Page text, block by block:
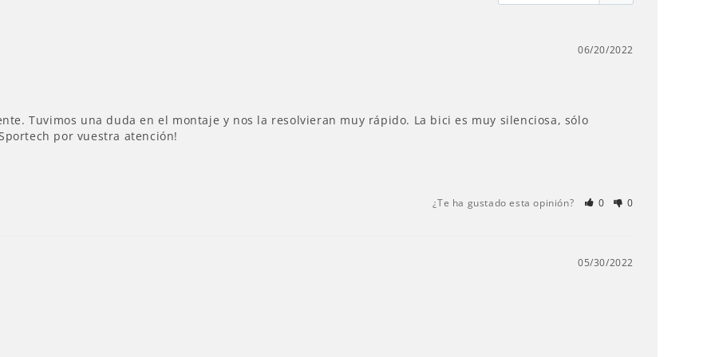
06/20/2022
Tuvimos una duda en el montaje y nos la resolvieran muy rápido. La bici es muy silenciosa, sólo
por vuestra atención!
¿Te ha gustado esta opinión? 0 0
05/30/2022